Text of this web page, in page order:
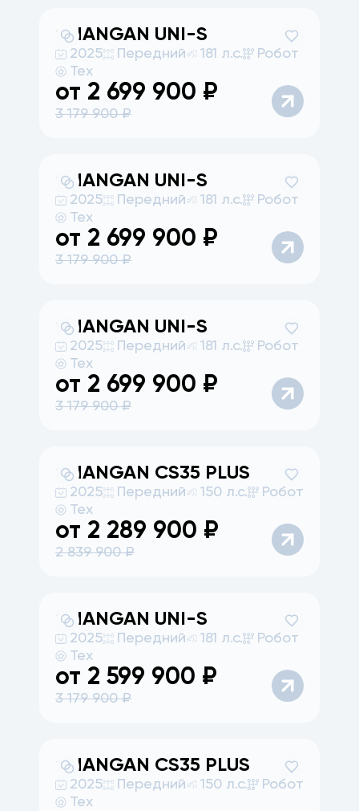
CHANGAN UNI-S
2025 Передний 181 л.с.
Робот
Тех
от 2 699 900 ₽
3 179 900₽
CHANGAN UNI-S
2025 Передний 181 л.с.
Робот
Тех
от 2 699 900 ₽
3 179 900₽
CHANGAN UNI-S
2025 Передний 181 л.с.
Робот
Тех
от 2 699 900 ₽
3 179 900₽
CHANGAN CS35 PLUS
2025 Передний 150 л.с.
Робот
Тех
от 2 289 900 ₽
2 839 900₽
CHANGAN UNI-S
2025 Передний 181 л.с.
Робот
Тех
от 2 599 900 ₽
3 179 900₽
CHANGAN CS35 PLUS
2025 Передний 150 л.с.
Робот
Тех